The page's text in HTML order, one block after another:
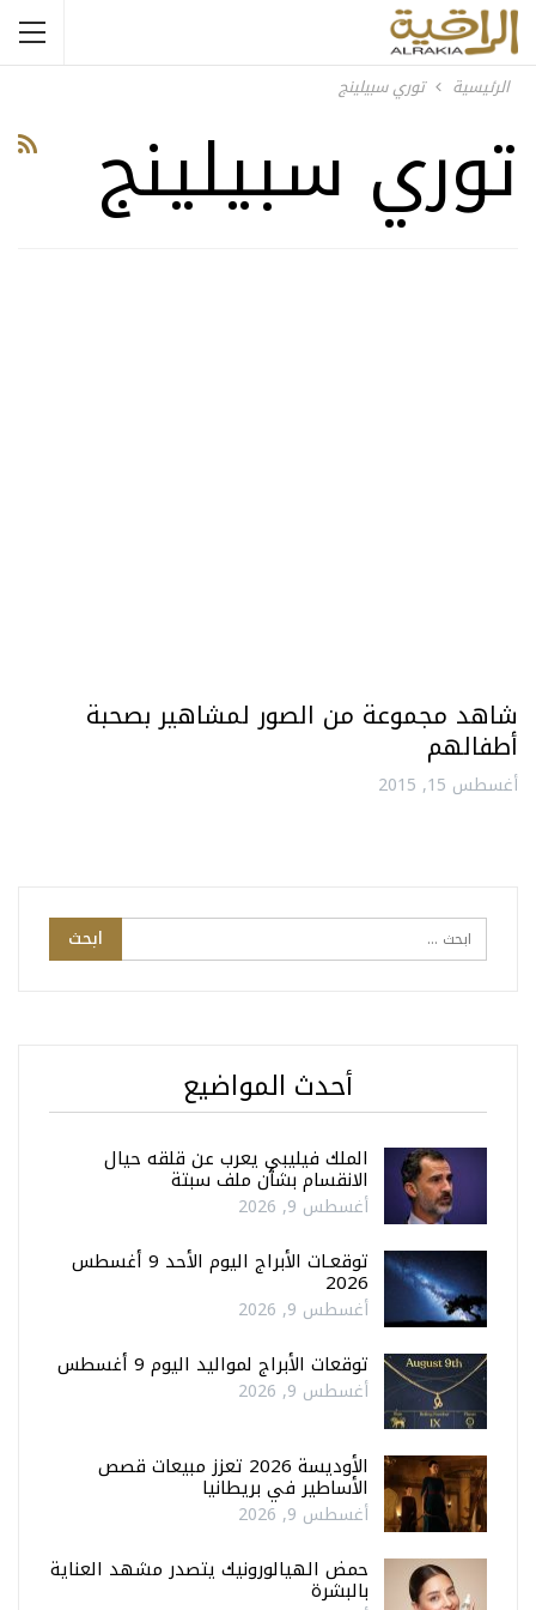
الرئيسية توري سبيلينج
توري سبيلينج
شاهد مجموعة من الصور لمشاهير بصحبة
أطفالهم
أغسطس 15, 2015
أحدث المواضيع
الملك فيليبي يعرب عن قلقه حيال
الانقسام بشأن ملف سبتة
أغسطس 9, 2026
توقعـات الأبراج اليوم الأحد 9 أغسطس
2026
أغسطس 9, 2026
توقعات الأبراج لمواليد اليوم 9 أغسطس
أغسطس 9, 2026
الأوديسة 2026 تعزز مبيعات قصص
الأساطير في بريطانيا
أغسطس 9, 2026
حمض الهيالورونيك يتصدر مشهد العناية
بالبشرة